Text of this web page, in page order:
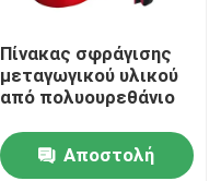
Πίνακας σφράγισης
μεταγωγικού υλικού
από πολυουρεθάνιο
Αποστολή